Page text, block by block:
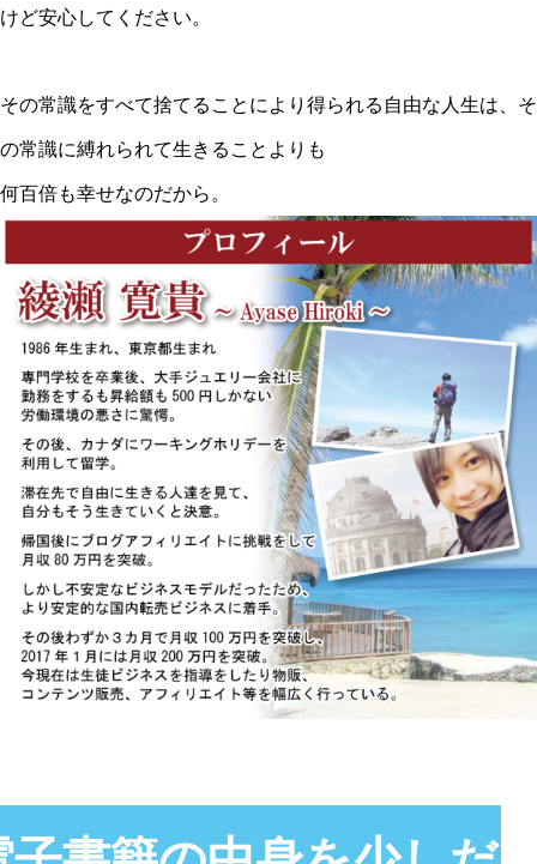
けど安心してください。
その常識をすべて捨てることにより得られる自由な人生は、そ
の常識に縛れられて生きることよりも
何百倍も幸せなのだから。